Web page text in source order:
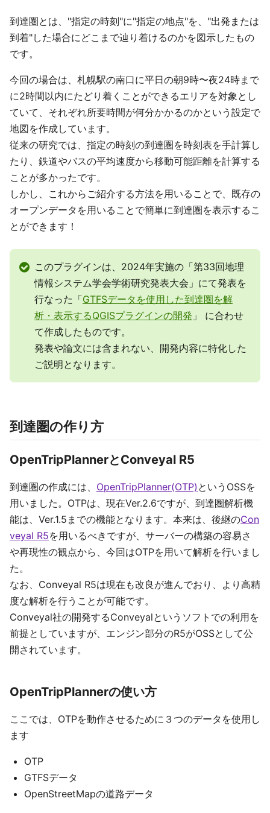
到達圏とは、"指定の時刻"に"指定の地点"を、"出発または
到着"した場合にどこまで辿り着けるのかを図示したもの
です。
今回の場合は、札幌駅の南口に平日の朝9時〜夜24時まで
に2時間以内にたどり着くことができるエリアを対象とし
ていて、それぞれ所要時間が何分かかるのかという設定で
地図を作成しています。
従来の研究では、指定の時刻の到達圏を時刻表を手計算し
たり、鉄道やバスの平均速度から移動可能距離を計算する
ことが多かったです。
しかし、これからご紹介する方法を用いることで、既存の
オープンデータを用いることで簡単に到達圏を表示するこ
とができます！
このプラグインは、2024年実施の「第33回地理
情報システム学会学術研究発表大会」にて発表を
行なった「GTFSデータを使用した到達圏を解
析・表示するQGISプラグインの開発 」 に合わせ
て作成したものです。
発表や論文には含まれない、開発内容に特化した
ご説明となります。
到達圏の作り方
OpenTripPlannerとConveyal R5
到達圏の作成には、 OpenTripPlanner(OTP) というOSSを
用いました。OTPは、現在Ver.2.6ですが、到達圏解析機
能は、Ver.1.5までの機能となります。本来は、後継のCon
veyal R5を用いるべきですが、サーバーの構築の容易さ
や再現性の観点から、今回はOTPを用いて解析を行いまし
た。
なお、Conveyal R5は現在も改良が進んでおり、より高精
度な解析を行うことが可能です。
Conveyal社の開発するConveyalというソフトでの利用を
前提としていますが、エンジン部分のR5がOSSとして公
開されています。
OpenTripPlannerの使い方
ここでは、OTPを動作させるために３つのデータを使用し
ます
OTP
GTFSデータ
OpenStreetMapの道路データ